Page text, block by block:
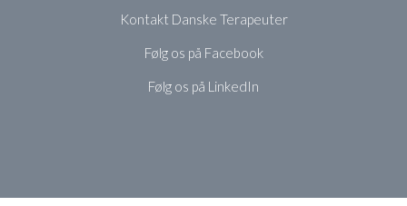
Kontakt Danske Terapeuter
Følg os på Facebook
Følg os på LinkedIn